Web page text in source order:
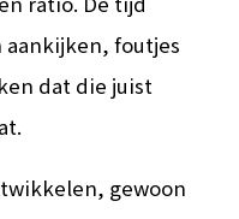
foutjes
dat die juist
gewoon